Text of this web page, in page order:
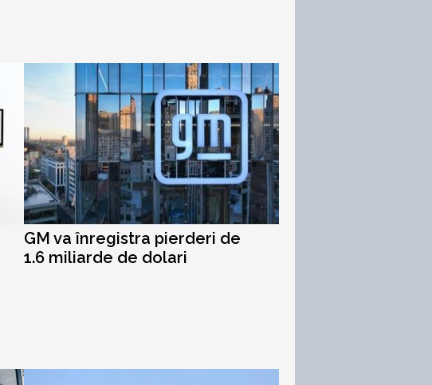
GM va înregistra pierderi de
1.6 miliarde de dolari